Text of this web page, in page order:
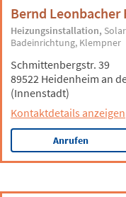
Bernd Leonbacher
Heizungsinstallation
Badeinrichtung Klempner
Schmittenbergstr. 39
89522 Heidenheim an
(Innenstadt)
Kontaktdetails anzeigen
Anrufen